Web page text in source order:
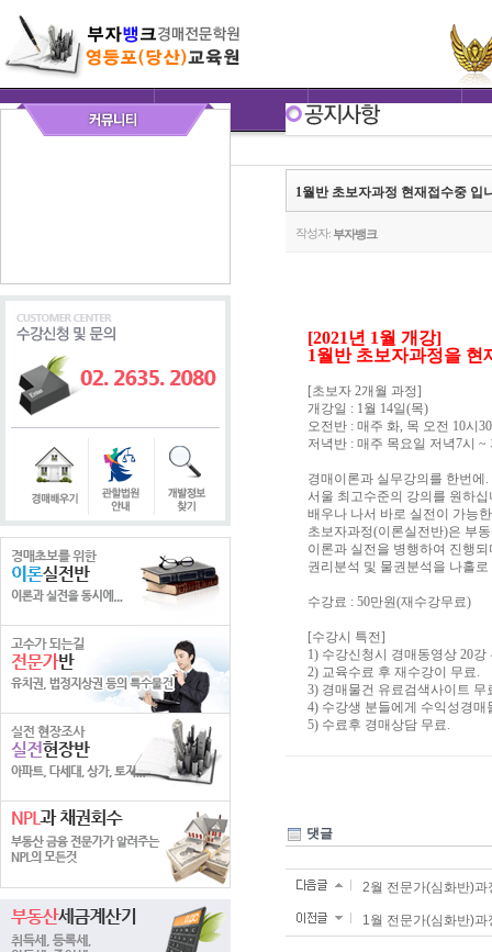
1월반 초보자과정 현재접수중 입
작성자: 부자뱅크
[2021년 1월 개강]
1월반 초보자과정을 현
[초보자 2개월 과정]
개강일 : 1월 14일(목)
오전반 : 매주 화, 목 오전 10시
저녁반 : 매주 목요일 저녁7시 ~
경매이론과 실무강의를 한번에.
서울 최고수준의 강의를 원하십
배우나 나서 바로 실전이 가능
초보자과정(이론실전반)은 부
이론과 실전을 병행하여 진행
권리분석 및 물권분석을 나홀
수강료 : 50만원(재수강무료)
[수강시 특전]
1) 수강신청시 경매동영상 20강
2) 교육수료 후 재수강이 무료.
3) 경매물건 유료검색사이트 무
4) 수강생 분들에게 수익성경매
5) 수료후 경매상담 무료.
댓글
2월 전문가(심화반)과
1월 전문가(심화반)과